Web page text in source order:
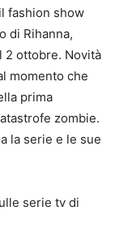
fashion show
di Rihanna,
2 ottobre. Novità
momento che
prima
zombie.
la serie e le sue
serie tv di